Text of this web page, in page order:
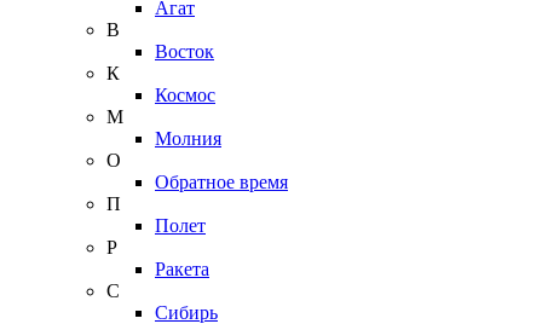
Агат
В
Восток
К
Космос
М
Молния
О
Обратное время
П
Полет
Р
Ракета
С
Сибирь